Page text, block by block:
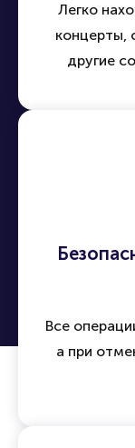
Легко
концерты,
другие
Все
а при